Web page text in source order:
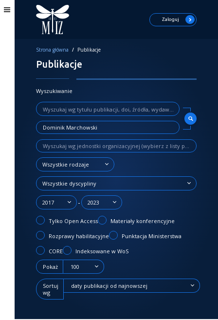
Zaloguj
Strona główna / Publikacje
Publikacje
Wyszukiwanie
Wszystkie rodzaje
Wszystkie dyscypliny
2017 - 2023
Tylko Open Access Materiały konferencyjne
Rozprawy habilitacyjne Punktacja Ministerstwa
CORE Indeksowane w WoS
Pokaż 100
Sortuj
wg
daty publikacji od najnowszej